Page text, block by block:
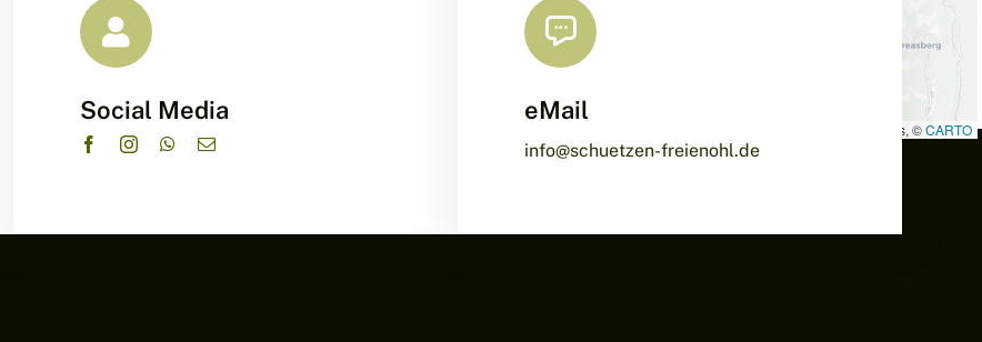
contributors, ©CARTO
Social Media eMail
info@schuetzen-freienohl.de